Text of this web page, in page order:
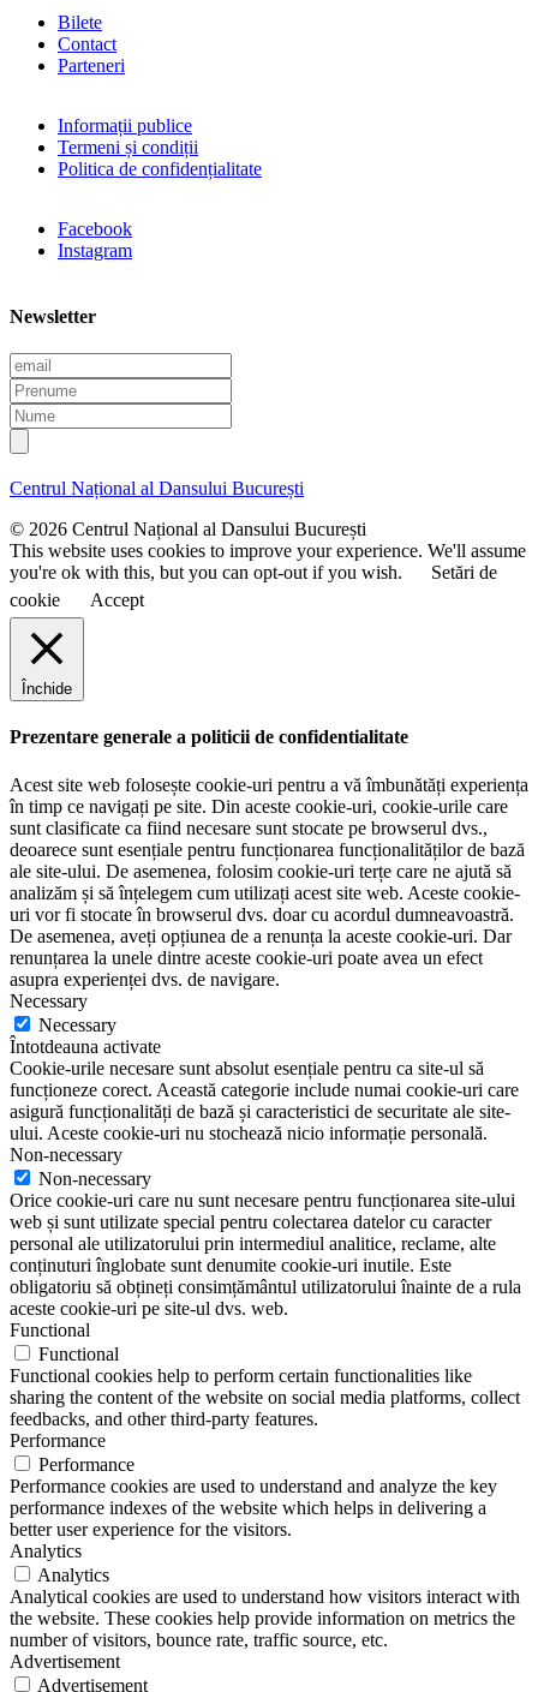
Bilete
Contact
Parteneri
Informații publice
Termeni și condiții
Politica de confidențialitate
Facebook
Instagram
Newsletter
E
m
a
i
l
P
r
e
n
m
N
u
m
e
Centrul Național al Dansului București
© 2026 Centrul Național al Dansului București
This website uses cookies to improve your experience. We'll assume
you're ok with this, but you can opt-out if you wish.
Setări de
cookie
Accept
Închide
Prezentare generale a politicii de confidentialitate
Acest site web folosește cookie-uri pentru a vă îmbunătăți experiența
în timp ce navigați pe site. Din aceste cookie-uri, cookie-urile care
sunt clasificate ca fiind necesare sunt stocate pe browserul dvs.,
deoarece sunt esențiale pentru funcționarea funcționalităților de bază
ale site-ului. De asemenea, folosim cookie-uri terțe care ne ajută să
analizăm și să înțelegem cum utilizați acest site web. Aceste cookie-
uri vor fi stocate în browserul dvs. doar cu acordul dumneavoastră.
De asemenea, aveți opțiunea de a renunța la aceste cookie-uri. Dar
renunțarea la unele dintre aceste cookie-uri poate avea un efect
asupra experienței dvs. de navigare.
Necessary
Necessary
Întotdeauna activate
Cookie-urile necesare sunt absolut esențiale pentru ca site-ul să
funcționeze corect. Această categorie include numai cookie-uri care
asigură funcționalități de bază și caracteristici de securitate ale site-
ului. Aceste cookie-uri nu stochează nicio informație personală.
Non-necessary
Non-necessary
Orice cookie-uri care nu sunt necesare pentru funcționarea site-ului
web și sunt utilizate special pentru colectarea datelor cu caracter
personal ale utilizatorului prin intermediul analitice, reclame, alte
conținuturi înglobate sunt denumite cookie-uri inutile. Este
obligatoriu să obțineți consimțământul utilizatorului înainte de a rula
aceste cookie-uri pe site-ul dvs. web.
Functional
Functional
Functional cookies help to perform certain functionalities like
sharing the content of the website on social media platforms, collect
feedbacks, and other third-party features.
Performance
Performance
Performance cookies are used to understand and analyze the key
performance indexes of the website which helps in delivering a
better user experience for the visitors.
Analytics
Analytics
Analytical cookies are used to understand how visitors interact with
the website. These cookies help provide information on metrics the
number of visitors, bounce rate, traffic source, etc.
Advertisement
Advertisement